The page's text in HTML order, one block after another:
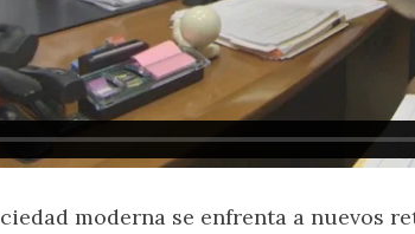
moderna se enfrenta a nuevos